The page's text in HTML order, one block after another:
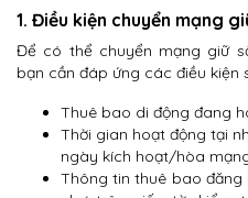
1. Điều kiện chuyển mạng
Để có thể chuyển mạng giữ
bạn cần đáp ứng các điều kiện
Thuê bao di động đang
Thời gian hoạt động tại
ngày kích hoạt/hòa
Thông tin thuê bao đăng